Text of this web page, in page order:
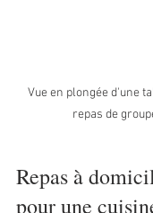
Vue en plongée d'une
repas de
Repas à
pour une